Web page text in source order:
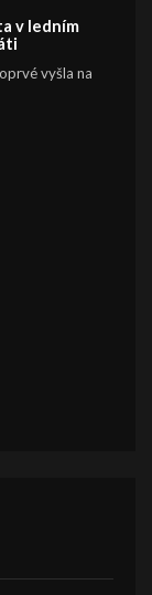
v ledním
vyšla na